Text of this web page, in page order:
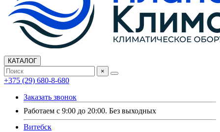
КАТАЛОГ
×
+375 (29) 680-8-680
Заказать звонок
Работаем с 9:00 до 20:00. Без выходных
Витебск